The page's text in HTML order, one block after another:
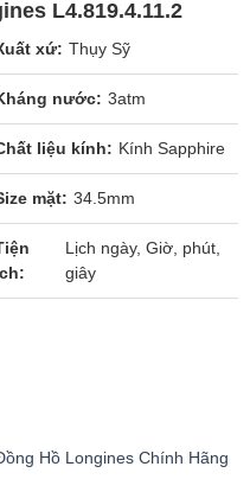
L4.819.4.11.2
xứ Thụy Sỹ
nước 3atm
liệu kính Kính Sapphire
mặt 34.5mm
Lịch ngày, Giờ, phút,
giây
Hồ Longines Chính Hãng